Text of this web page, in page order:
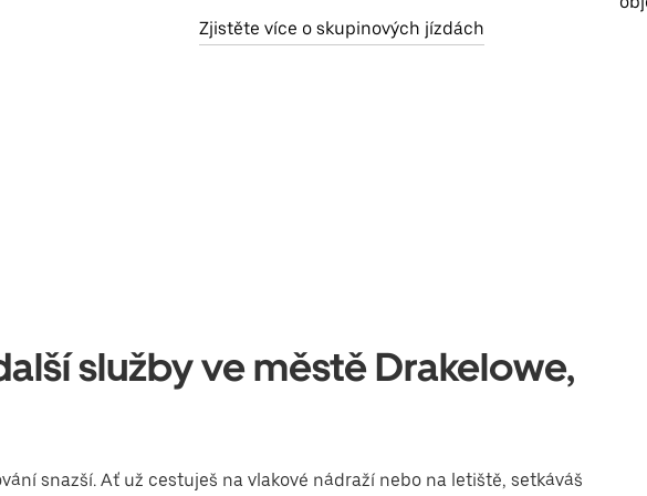
Zjistěte více o skupinových jízdách
služby ve městě Drakelowe,
snazší. Ať už cestuješ na vlakové nádraží nebo na letiště, setkáváš